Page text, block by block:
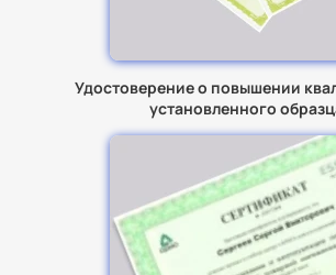
Удостоверение о повышении
установленного